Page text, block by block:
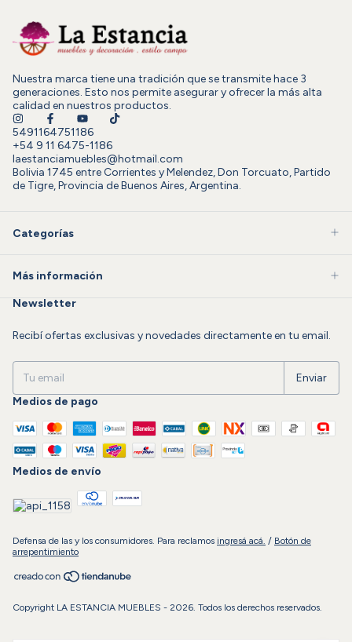
Nuestra marca tiene una tradición que se transmite hace 3
generaciones. Esto nos permite asegurar y ofrecer la más alta
calidad en nuestros productos.
5491164751186
+54 9 11 6475-1186
laestanciamuebles@hotmail.com
Bolivia 1745 entre Corrientes y Melendez, Don Torcuato, Partido
de Tigre, Provincia de Buenos Aires, Argentina.
Categorías
Más información
Newsletter
Recibí ofertas exclusivas y novedades directamente en tu email.
Medios de pago
Medios de envío
Defensa de las y los consumidores. Para reclamos ingresá acá. / Botón de
arrepentimiento
Copyright LA ESTANCIA MUEBLES - 2026. Todos los derechos reservados.